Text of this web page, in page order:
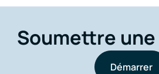
Soumettre
Démarrer